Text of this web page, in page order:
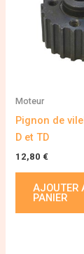
Moteur
Pignon de
D et TD
12,80 €
AJOUTER
PANIER